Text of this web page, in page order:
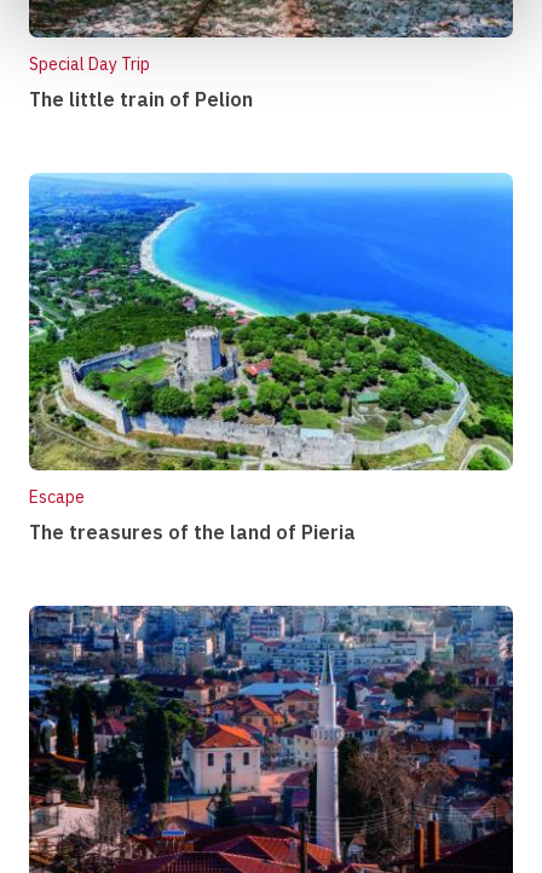
Special Day Trip
The little train of Pelion
Escape
The treasures of the land of Pieria